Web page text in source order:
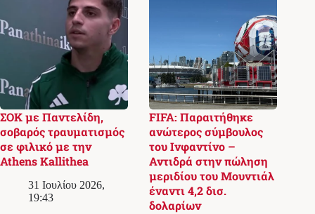
ΣΟΚ με Παντελίδη,
σοβαρός τραυματισμός
σε φιλικό με την
Athens Kallithea
31 Ιουλίου 2026,
19:43
FIFA: Παραιτήθηκε
ανώτερος σύμβουλος
του Ινφαντίνο –
Αντιδρά στην πώληση
μεριδίου του Μουντιάλ
έναντι 4,2 δισ.
δολαρίων